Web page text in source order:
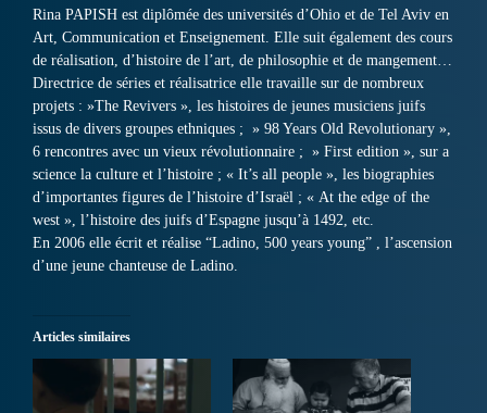
Rina PAPISH est diplômée des universités d’Ohio et de Tel Aviv en
Art, Communication et Enseignement. Elle suit également des cours
de réalisation, d’histoire de l’art, de philosophie et de mangement…
Directrice de séries et réalisatrice elle travaille sur de nombreux
projets : »The Revivers », les histoires de jeunes musiciens juifs
issus de divers groupes ethniques ; » 98 Years Old Revolutionary »,
6 rencontres avec un vieux révolutionnaire ; » First edition », sur a
science la culture et l’histoire ; « It’s all people », les biographies
d’importantes figures de l’histoire d’Israël ; « At the edge of the
west », l’histoire des juifs d’Espagne jusqu’à 1492, etc.
En 2006 elle écrit et réalise “Ladino, 500 years young” , l’ascension
d’une jeune chanteuse de Ladino.
Articles similaires